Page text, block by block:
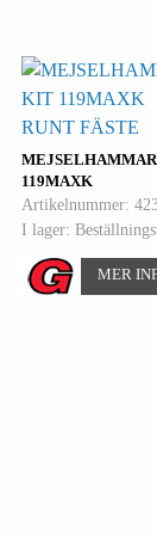
119MAXK
RUNT FÄSTE
Artikelnummer:
I lager:
MER